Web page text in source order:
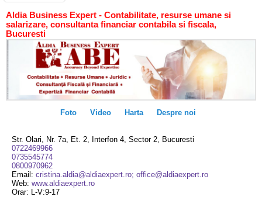
Aldia Business Expert - Contabilitate, resurse umane si
salarizare, consultanta financiar contabila si fiscala,
Bucuresti
Foto Video Harta Despre noi
Str. Olari, Nr. 7a, Et. 2, Interfon 4, Sector 2, Bucuresti
0722469966
0735545774
0800970962
Email: cristina.aldia@aldiaexpert.ro; office@aldiaexpert.ro
Web: www.aldiaexpert.ro
Orar: L-V:9-17